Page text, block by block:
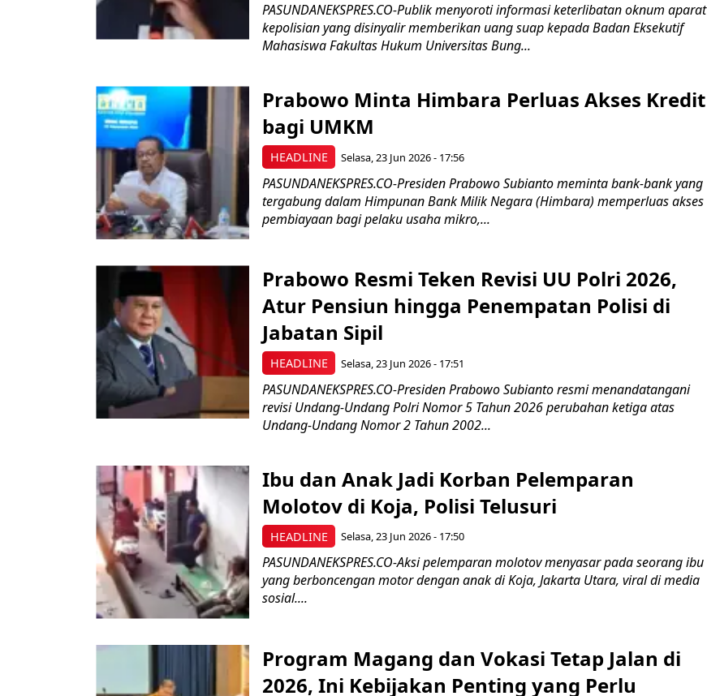
PASUNDANEKSPRES.CO-Publik menyoroti informasi keterlibatan oknum aparat
kepolisian yang disinyalir memberikan uang suap kepada Badan Eksekutif
Mahasiswa Fakultas Hukum Universitas Bung...
HEADLINE
Prabowo Minta Himbara Perluas Akses Kredit
bagi UMKM
Selasa, 23 Jun 2026 - 17:56
PASUNDANEKSPRES.CO-Presiden Prabowo Subianto meminta bank-bank yang
tergabung dalam Himpunan Bank Milik Negara (Himbara) memperluas akses
pembiayaan bagi pelaku usaha mikro,...
HEADLINE
Prabowo Resmi Teken Revisi UU Polri 2026,
Atur Pensiun hingga Penempatan Polisi di
Jabatan Sipil
Selasa, 23 Jun 2026 - 17:51
PASUNDANEKSPRES.CO-Presiden Prabowo Subianto resmi menandatangani
revisi Undang-Undang Polri Nomor 5 Tahun 2026 perubahan ketiga atas
Undang-Undang Nomor 2 Tahun 2002...
HEADLINE
Ibu dan Anak Jadi Korban Pelemparan
Molotov di Koja, Polisi Telusuri
Selasa, 23 Jun 2026 - 17:50
PASUNDANEKSPRES.CO-Aksi pelemparan molotov menyasar pada seorang ibu
yang berboncengan motor dengan anak di Koja, Jakarta Utara, viral di media
sosial....
Program Magang dan Vokasi Tetap Jalan di
2026, Ini Kebijakan Penting yang Perlu